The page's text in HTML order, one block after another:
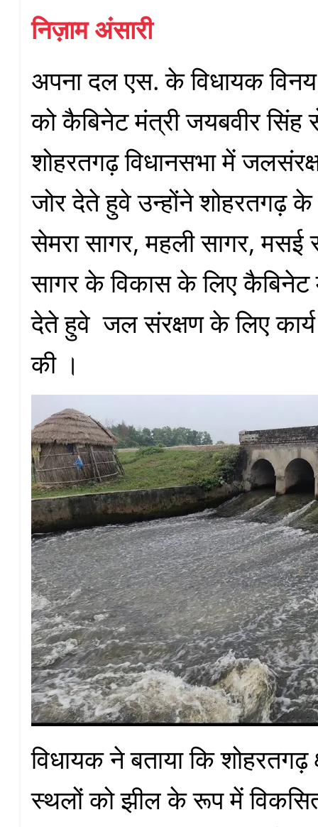
निज़ाम अंसारी
अपना दल एस. के विधायक विनय
को कैबिनेट मंत्री जयबवीर
शोहरतगढ़ विधानसभा में
जोर देते हुवे उन्होंने शोहरतगढ़ के
सेमरा सागर, महली सागर, मसई
सागर के विकास के लिए कैबिनेट
देते हुवे जल संरक्षण के लिए
की ।
विधायक ने बताया कि शोहरतगढ़
स्थलों को झील के रूप में